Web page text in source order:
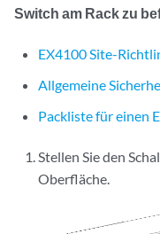
Switch am Rack zu
EX4100 Site-
Allgemeine
Packliste für einen
Stellen Sie den
Oberfläche.